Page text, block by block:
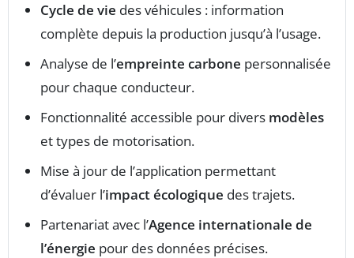
Cycle de vie des véhicules : information
complète depuis la production jusqu’à l’usage.
Analyse de l’empreinte carbone personnalisée
pour chaque conducteur.
Fonctionnalité accessible pour divers modèles
et types de motorisation.
Mise à jour de l’application permettant
d’évaluer l’impact écologique des trajets.
Partenariat avec l’Agence internationale de
l’énergie pour des données précises.